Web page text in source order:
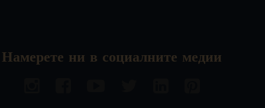
Намерете ни в социалните медии